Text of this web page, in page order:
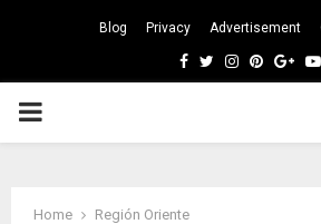
Blog Privacy Advertisement
Facebook
TwitterInstagram
Pinterest
PRIMARY
Home
Región Oriente